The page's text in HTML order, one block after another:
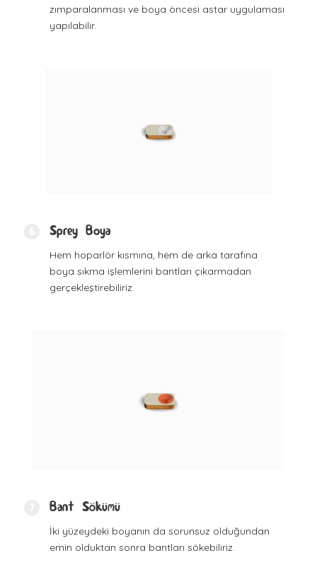
zımparalanması ve boya öncesi astar uygulaması
yapılabilir.
Sprey Boya
Hem hoparlör kısmına, hem de arka tarafına
boya sıkma işlemlerini bantları çıkarmadan
gerçekleştirebiliriz.
Bant Sökümü
İki yüzeydeki boyanın da sorunsuz olduğundan
emin olduktan sonra bantları sökebiliriz.